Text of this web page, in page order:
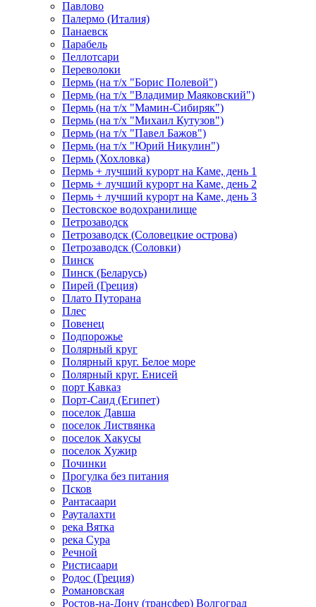
Павлово
Палермо (Италия)
Панаевск
Парабель
Пеллотсари
Переволоки
Пермь (на т/х "Борис Полевой")
Пермь (на т/х "Владимир Маяковский")
Пермь (на т/х "Мамин-Сибиряк")
Пермь (на т/х "Михаил Кутузов")
Пермь (на т/х "Павел Бажов")
Пермь (на т/х "Юрий Никулин")
Пермь (Хохловка)
Пермь + лучший курорт на Каме, день 1
Пермь + лучший курорт на Каме, день 2
Пермь + лучший курорт на Каме, день 3
Пестовское водохранилище
Петрозаводск
Петрозаводск (Соловецкие острова)
Петрозаводск (Соловки)
Пинск
Пинск (Беларусь)
Пирей (Греция)
Плато Путорана
Плес
Повенец
Подпорожье
Полярный круг
Полярный круг. Белое море
Полярный круг. Енисей
порт Кавказ
Порт-Саид (Египет)
поселок Давша
поселок Листвянка
поселок Хакусы
поселок Хужир
Починки
Прогулка без питания
Псков
Рантасаари
Рауталахти
река Вятка
река Сура
Речной
Ристисаари
Родос (Греция)
Романовская
Ростов-на-Дону (трансфер) Волгоград